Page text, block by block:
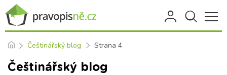
Češtinářský blog Strana 4
Češtinářský blog